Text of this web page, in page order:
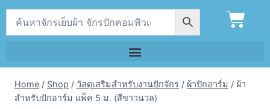
Home / Shop / วัสดุเสริมสำหรับงานปักจักร / ผ้าปักอาร์ม / ผ้า
สำหรับปักอาร์ม แพ็ค 5 ม. (สีขาวนวล)